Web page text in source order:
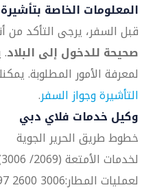
المعلومات الخاصة
قبل السفر، يرجى التأكد من
صحيحة للدخول إلى البلاد.
لمعرفة الأمور المطلوبة.
التأشيرة وجواز السفر.
وكيل خدمات فلاي دبي
خطوط طريق الحرير الجوية
لخدمات الأمتعة (2069/ 3006) 600 972 124 994+
لعمليات المطار:3006 2600 497 994+